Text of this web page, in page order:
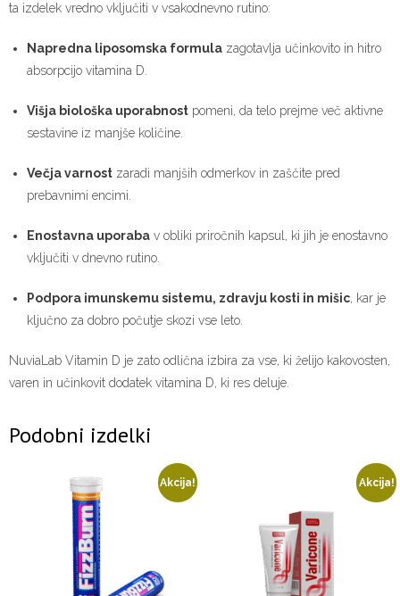
ta izdelek vredno vključiti v vsakodnevno rutino:
Napredna liposomska formula zagotavlja učinkovito in hitro
absorpcijo vitamina D.
Višja biološka uporabnost pomeni, da telo prejme več aktivne
sestavine iz manjše količine.
Večja varnost zaradi manjših odmerkov in zaščite pred
prebavnimi encimi.
Enostavna uporaba v obliki priročnih kapsul, ki jih je enostavno
vključiti v dnevno rutino.
Podpora imunskemu sistemu, zdravju kosti in mišic , kar je
ključno za dobro počutje skozi vse leto.
NuviaLab Vitamin D je zato odlična izbira za vse, ki želijo kakovosten,
varen in učinkovit dodatek vitamina D, ki res deluje.
Podobni izdelki
Akcija! Akcija!